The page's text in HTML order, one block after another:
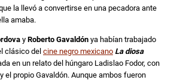
la llevó a convertirse en una pecadora ante
amaba.
y Roberto Gavaldón ya habían trabajado
clásico del cine negro mexicano La diosa
en un relato del húngaro Ladislao Fodor, con
y el propio Gavaldón. Aunque ambos fueron